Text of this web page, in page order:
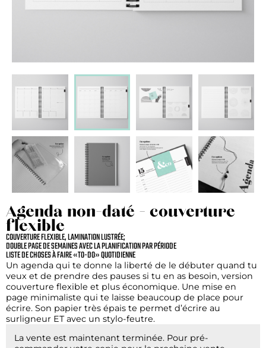
Agenda non-daté - couverture
flexible
COUVERTURE FLEXIBLE, LAMINATION LUSTRÉE;
DOUBLE PAGE DE SEMAINES AVEC LA PLANIFICATION PAR PÉRIODE
LISTE DE CHOSES À FAIRE «TO-DO» QUOTIDIENNE
Un agenda qui te donne la liberté de le débuter quand tu
veux et de prendre des pauses si tu en as besoin, version
couverture flexible et plus économique. Une mise en
page minimaliste qui te laisse beaucoup de place pour
écrire. Son papier très épais te permet d’écrire au
surligneur ET avec un stylo-feutre.
La vente est maintenant terminée. Pour pré-